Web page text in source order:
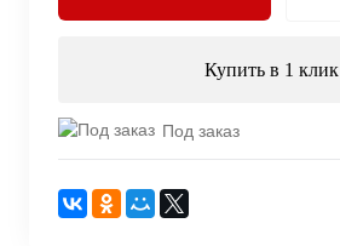
Купить в 1 клик
Под заказ